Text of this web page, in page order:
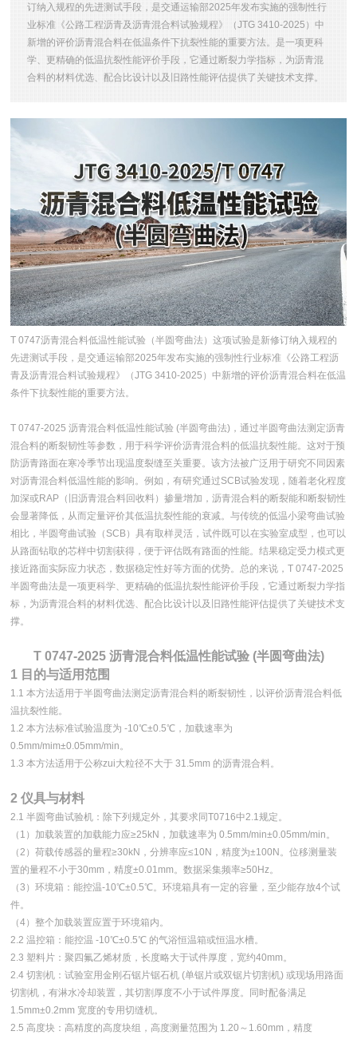
订纳入规程的先进测试手段，是交通运输部2025年发布实施的强制性行
业标准《公路工程沥青及沥青混合料试验规程》（JTG 3410-2025）中
新增的评价沥青混合料在低温条件下抗裂性能的重要方法。是一项更科
学、更精确的低温抗裂性能评价手段，它通过断裂力学指标，为沥青混
合料的材料优选、配合比设计以及旧路性能评估提供了关键技术支撑。
T 0747沥青混合料低温性能试验（半圆弯曲法）这项试验是新修订纳入规程的
先进测试手段，是交通运输部2025年发布实施的强制性行业标准《公路工程沥
青及沥青混合料试验规程》（JTG 3410-2025）中新增的评价沥青混合料在低温
条件下抗裂性能的重要方法。
T 0747-2025 沥青混合料低温性能试验 (半圆弯曲法)，通过半圆弯曲法测定沥青
混合料的断裂韧性等参数，用于科学评价沥青混合料的低温抗裂性能。这对于预
防沥青路面在寒冷季节出现温度裂缝至关重要。该方法被广泛用于研究不同因素
对沥青混合料低温性能的影响。例如，有研究通过SCB试验发现，随着老化程度
加深或RAP（旧沥青混合料回收料）掺量增加，沥青混合料的断裂能和断裂韧性
会显著降低，从而定量评价其低温抗裂性能的衰减。与传统的低温小梁弯曲试验
相比，半圆弯曲试验（SCB）具有取样灵活，试件既可以在实验室成型，也可以
从路面钻取的芯样中切割获得，便于评估既有路面的性能。结果稳定受力模式更
接近路面实际应力状态，数据稳定性好等方面的优势。总的来说，T 0747-2025
半圆弯曲法是一项更科学、更精确的低温抗裂性能评价手段，它通过断裂力学指
标，为沥青混合料的材料优选、配合比设计以及旧路性能评估提供了关键技术支
撑。
T 0747-2025 沥青混合料低温性能试验 (半圆弯曲法)
1 目的与适用范围
1.1 本方法适用于半圆弯曲法测定沥青混合料的断裂韧性，以评价沥青混合料低
温抗裂性能。
1.2 本方法标准试验温度为 -10℃±0.5℃，加载速率为
0.5mm/mim±0.05mm/min。
1.3 本方法适用于公称zui大粒径不大于 31.5mm 的沥青混合料。
2 仪具与材料
2.1 半圆弯曲试验机：除下列规定外，其要求同T0716中2.1规定。
（1）加载装置的加载能力应≥25kN，加载速率为 0.5mm/min±0.05mm/min。
（2）荷载传感器的量程≥30kN，分辨率应≤10N，精度为±100N。位移测量装
置的量程不小于30mm，精度±0.01mm。数据采集频率≥50Hz。
（3）环境箱：能控温-10℃±0.5℃。环境箱具有一定的容量，至少能存放4个试
件。
（4）整个加载装置应置于环境箱内。
2.2 温控箱：能控温 -10℃±0.5℃ 的气浴恒温箱或恒温水槽。
2.3 塑料片：聚四氟乙烯材质，长度略大于试件厚度，宽约40mm。
2.4 切割机：试验室用金刚石锯片锯石机 (单锯片或双锯片切割机) 或现场用路面
切割机，有淋水冷却装置，其切割厚度不小于试件厚度。同时配备满足
1.5mm±0.2mm 宽度的专用切缝机。
2.5 高度块：高精度的高度块组，高度测量范围为 1.20～1.60mm，精度